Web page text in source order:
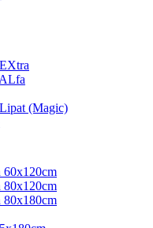
(Magic)